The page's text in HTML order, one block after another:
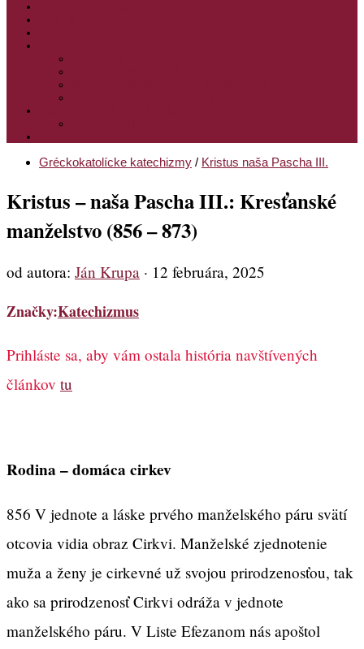
Gréckokatolícke katechizmy / Kristus naša Pascha III.
Kristus – naša Pascha III.: Kresťanské
manželstvo (856 – 873)
od autora: Ján Krupa · 12 februára, 2025
Značky:Katechizmus
Prihláste sa, aby vám ostala história navštívených
článkov tu
Rodina – domáca cirkev
856 V jednote a láske prvého manželského páru svätí
otcovia vidia obraz Cirkvi. Manželské zjednotenie
muža a ženy je cirkevné už svojou prirodzenosťou, tak
ako sa prirodzenosť Cirkvi odráža v jednote
manželského páru. V Liste Efezanom nás apoštol